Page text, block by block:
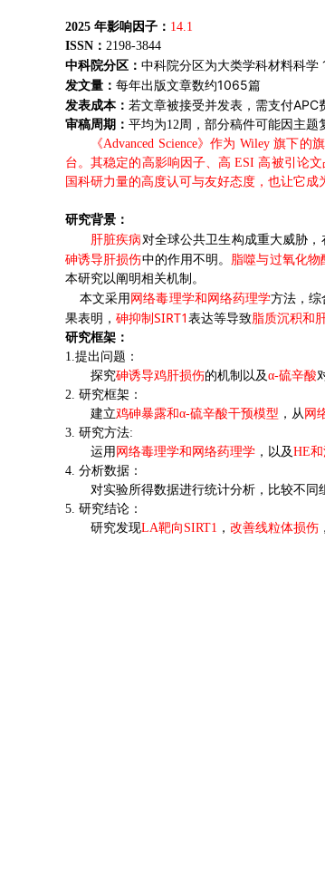
2025 年影响因子： 14.1
ISSN ： 2198-3844
中科院分区： 中科院分区为大类学科材料科学
发文量： 每年出版文章数约1065篇
发表成本： 若文章被接受并发表，需支付APC
审稿周期： 平均为12周，部分稿件可能因主题
《Advanced Science》作为 Wiley 旗下的
台。其稳定的高影响因子、高 ESI 高被引论
国科研力量的高度认可与友好态度，也让它
研究背景：
肝脏疾病对全球公共卫生构成重大威胁
砷诱导肝损伤中的作用不明。 脂噬与过氧化物
本研究以阐明相关机制。
本文采用 网络毒理学和网络药理学方法，综
果表明， 砷抑制 SIRT1 表达等导致脂质沉积和
研究框架：
1.提出问题：
探究砷诱导鸡肝损伤的机制以及α-硫辛酸
2. 研究框架：
建立鸡砷暴露和α-硫辛酸干预模型 ，从 网
3. 研究方法:
运用 网络毒理学和网络药理学 ，以及HE
4. 分析数据：
对实验所得数据进行统计分析，比较不同
5. 研究结论：
研究发现LA靶向 SIRT1 ， 改善线粒体损伤 ，